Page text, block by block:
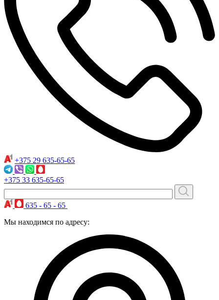
+375 29 635-65-65
+375 33 635-65-65
635 - 65 - 65
Мы находимся по адресу: